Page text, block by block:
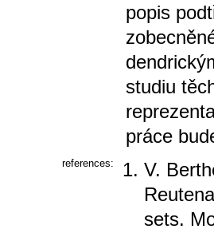
popis
studiu
práce
references:
V.
sets.